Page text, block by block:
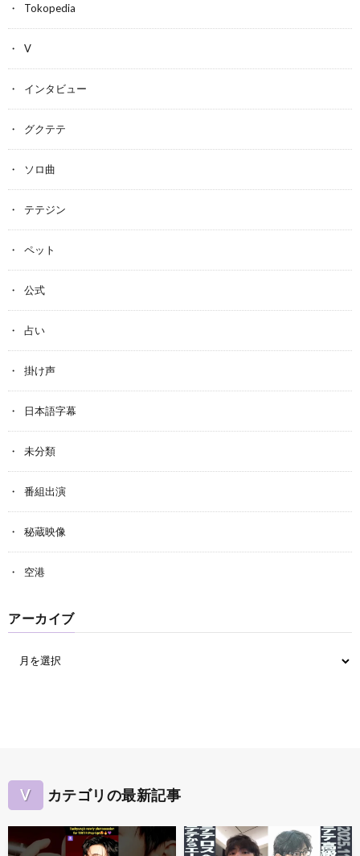
Tokopedia
V
インタビュー
グクテテ
ソロ曲
テテジン
ペット
公式
占い
掛け声
日本語字幕
未分類
番組出演
秘蔵映像
空港
アーカイブ
V カテゴリの最新記事